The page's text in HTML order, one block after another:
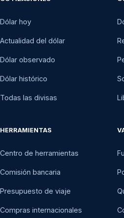
19 nov 2015
18 nov 2015
11 nov 2015
Dólar hoy
Actualidad del dólar
Dólar observado
Dólar histórico
Todas las divisas
HERRAMIENTAS
Centro de herramientas
Comisión bancaria
Presupuesto de viaje
Compras internacionales